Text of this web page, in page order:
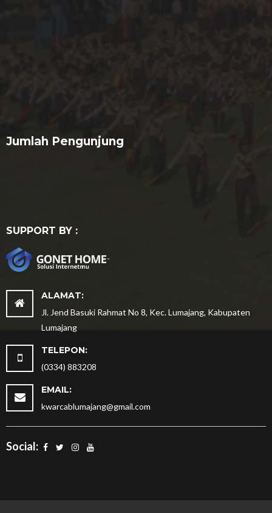
Jumlah Pengunjung
SUPPORT BY :
ALAMAT:
Jl. Jend Basuki Rahmat No 8, Kec. Lumajang, Kabupaten
Lumajang
TELEPON:
(0334) 883208
EMAIL:
kwarcablumajang@gmail.com
Social: